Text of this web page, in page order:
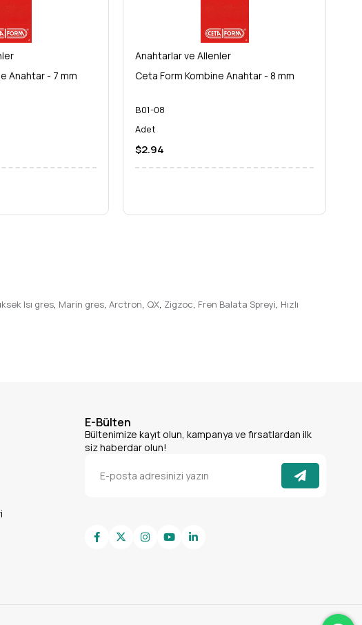
mükemmel sonuçlar elde edin ve işlerinizi bir üst seviyeye
Anahtar - 7 mm
Anahtarlar ve Allenler
Ceta Form Kombine Anahtar - 8 mm
B01-08
Adet
$2.94
Isı gres, Marin gres, Arctron, QX, Zigzoc, Fren Balata Spreyi, Hızlı
E-Bülten
Bültenimize kayıt olun, kampanya ve fırsatlardan ilk
siz haberdar olun!